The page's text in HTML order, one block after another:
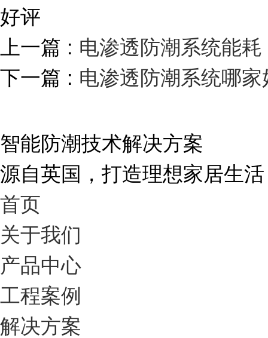
好评
上一篇 : 电渗透防潮系统能耗
下一篇 : 电渗透防潮系统哪家
智能防潮技术解决方案
源自英国，打造理想家居生活
首页
关于我们
产品中心
工程案例
解决方案